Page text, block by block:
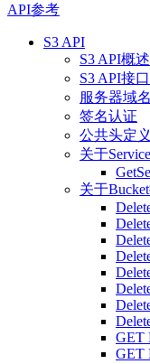
API参考
S3 API
S3 API概述
S3 API接
服务器域名
签名认证
公共头定义
关于
关于
GET
GET